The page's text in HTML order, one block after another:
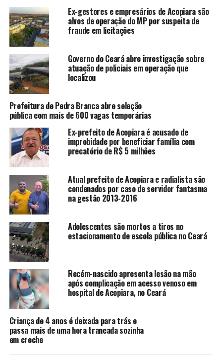
A intenção da Biblioteca é promover diversas formas de
leituras com visão de construir cidadãos-leitores e
democratizar a cultura entre estudantes e as suas
famílias. A Biblioteca Pública Municipal Henrique Gurgel
Valente está localizada na Rua Dr. Tibúrcio Soares, S/N.
Mais informações pelo 3565.0441.
Assessoria de Comunicação
TÓPICOS RELACIONADOS: ACOPIARA
ALUNOS
INTERAÇÃO
MUNICIPAL
OBRIGAÇÃO PREFEITURA
A SEGUIR
Espetáculo “Brinquedos” de volta ao Teatro da Ribeira
dos Icós
NÃO PERCA
Recém-nascido é salvo por policiais militares em Icó
redacao
Ex-gestores e empresários de Acopiara são
alvos de operação do MP por suspeita de
fraude em licitações
Governo do Ceará abre investigação sobre
atuação de policiais em operação que
localizou
Prefeitura de Pedra Branca abre seleção
pública com mais de 600 vagas temporárias
Ex-prefeito de Acopiara é acusado de
improbidade por beneficiar família com
precatório de R$ 5 milhões
Atual prefeito de Acopiara e radialista são
condenados por caso de servidor fantasma
na gestão 2013-2016
Adolescentes são mortos a tiros no
estacionamento de escola pública no Ceará
Recém-nascido apresenta lesão na mão
após complicação em acesso venoso em
hospital de Acopiara, no Ceará
Criança de 4 anos é deixada para trás e
passa mais de uma hora trancada sozinha
em creche